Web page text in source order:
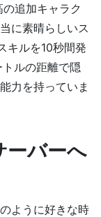
追加キャラク
に素晴らしいス
キルを10秒間発
ルの距離で隠
力を持っていま
ーバーへ
ように好きな時